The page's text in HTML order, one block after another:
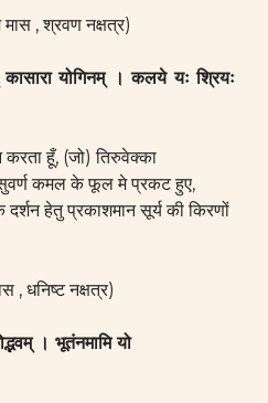
, श्रवण नक्षत्र)
योगिनम् । कलये यः श्रियः
करता हूँ, (जो) तिरुवेक्का
कमल के फूल मे प्रकट हुए,
दर्शन हेतु प्रकाशमान सूर्य की किरणों
, धनिष्ट नक्षत्र)
। भूतंनमामि यो